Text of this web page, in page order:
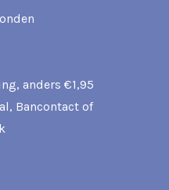
anders €1,95
Bancontact of